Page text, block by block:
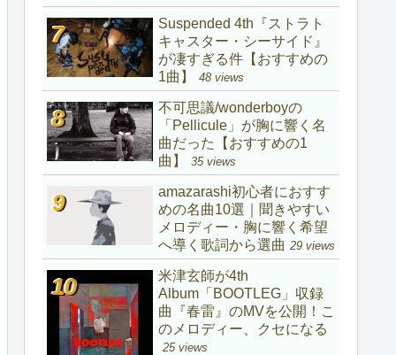
Suspended 4th『ストラト
キャスター・シーサイド』
が凄すぎる件【おすすめの
1曲】
48 views
不可思議/wonderboyの
「Pellicule」が胸に響く名
曲だった【おすすめの1
曲】
35 views
amazarashi初心者におすす
めの名曲10選｜聞きやすい
メロディー・胸に響く希望
へ導く歌詞から選曲 29 views
米津玄師が4th
Album「BOOTLEG」収録
曲『春雷』のMVを公開！こ
のメロディー、クセになる
25 views